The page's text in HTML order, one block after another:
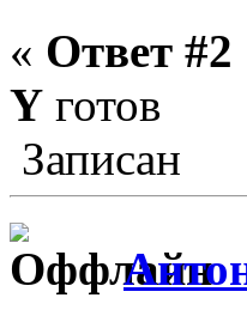
« Ответ #2
Y готов
Записан